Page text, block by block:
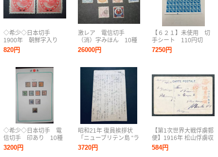
◇希少◇日本切手
1900年 朝鮮字入り
東宮ご婚儀 未使用
バラ計2枚◇
820円
◇希少◇日本切手 電
信切手 印あり 10種
完◇
3200円
激レア 電信切手
（消）字みほん 10種
完 L28
26000円
昭和21年 復員挨拶状
「ニューブリテン島 “ラ
バウル”より復員」楠公
5銭はがき 国立京都病
3720円
【６２１】未使用 切
手シート 110円切
手 100枚 額面
11,000円 日本郵政
7250円
【第1次世界大戦俘虜郵
便】1916年 松山俘虜収
容所 ドイツ兵俘虜差出
米領フィリピン マニラ
584円